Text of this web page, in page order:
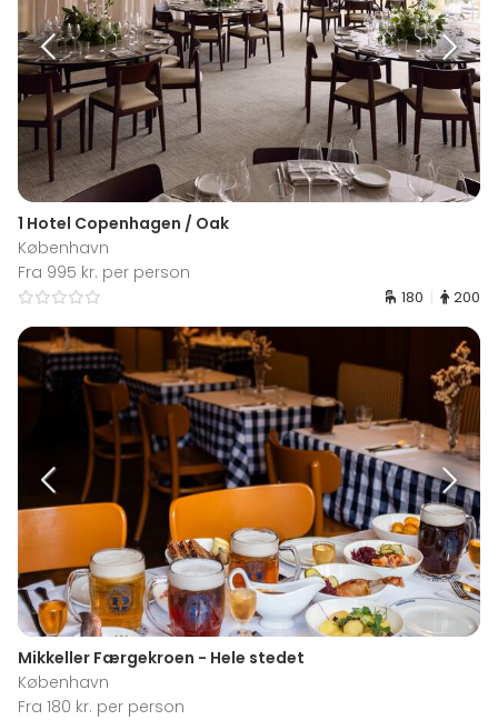
1 Hotel Copenhagen / Oak
København
Fra 995 kr. per person
180 200
Mikkeller Færgekroen - Hele stedet
København
Fra 180 kr. per person